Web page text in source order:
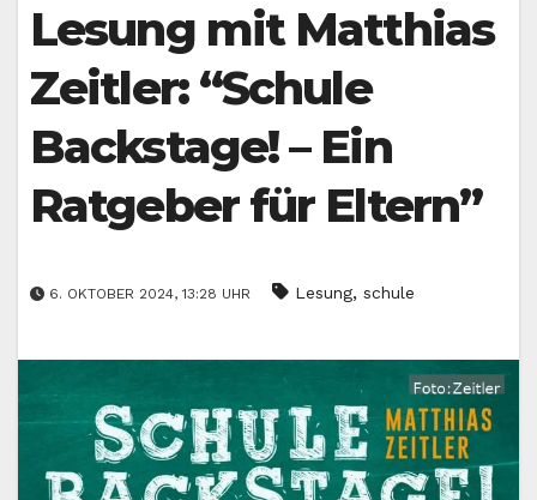
Lesung mit Matthias
Zeitler: “Schule
Backstage! – Ein
Ratgeber für Eltern”
6. OKTOBER 2024, 13:28 UHR Lesung, schule